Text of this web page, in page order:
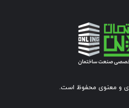
و معنوی محفوظ است.